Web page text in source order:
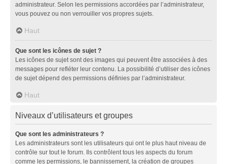
administrateur. Selon les permissions accordées par l’administrateur,
vous pouvez ou non verrouiller vos propres sujets.
Haut
Que sont les icônes de sujet ?
Les icônes de sujet sont des images qui peuvent être associées à des
messages pour refléter leur contenu. La possibilité d’utiliser des icônes
de sujet dépend des permissions définies par l’administrateur.
Haut
Niveaux d’utilisateurs et groupes
Que sont les administrateurs ?
Les administrateurs sont les utilisateurs qui ont le plus haut niveau de
contrôle sur tout le forum. Ils contrôlent tous les aspects du forum
comme les permissions, le bannissement, la création de groupes